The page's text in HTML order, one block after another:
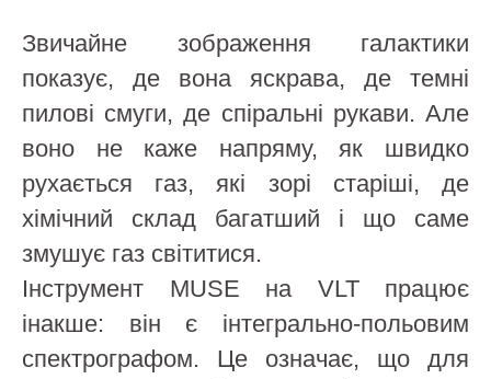
Звичайне зображення галактики
показує, де вона яскрава, де темні
пилові смуги, де спіральні рукави. Але
воно не каже напряму, як швидко
рухається газ, які зорі старіші, де
хімічний склад багатший і що саме
змушує газ світитися.
Інструмент MUSE на VLT працює
інакше: він є інтегрально-польовим
спектрографом. Це означає, що для